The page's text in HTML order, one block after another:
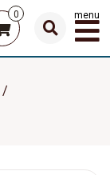
0 menu